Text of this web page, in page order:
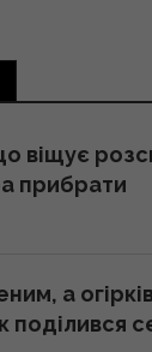
під
заявив
віщує
прибрати
а
поділився